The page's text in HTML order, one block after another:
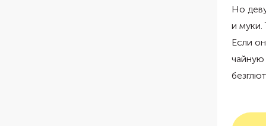
Но
и муки.
Если
чайную